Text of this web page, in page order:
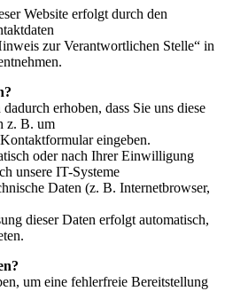
Website erfolgt durch den
zur Verantwortlichen Stelle“ in
erhoben, dass Sie uns diese
z. B. um
eingeben.
oder nach Ihrer Einwilligung
unsere IT-Systeme
Daten (z. B. Internetbrowser,
dieser Daten erfolgt automatisch,
um eine fehlerfreie Bereitstellung